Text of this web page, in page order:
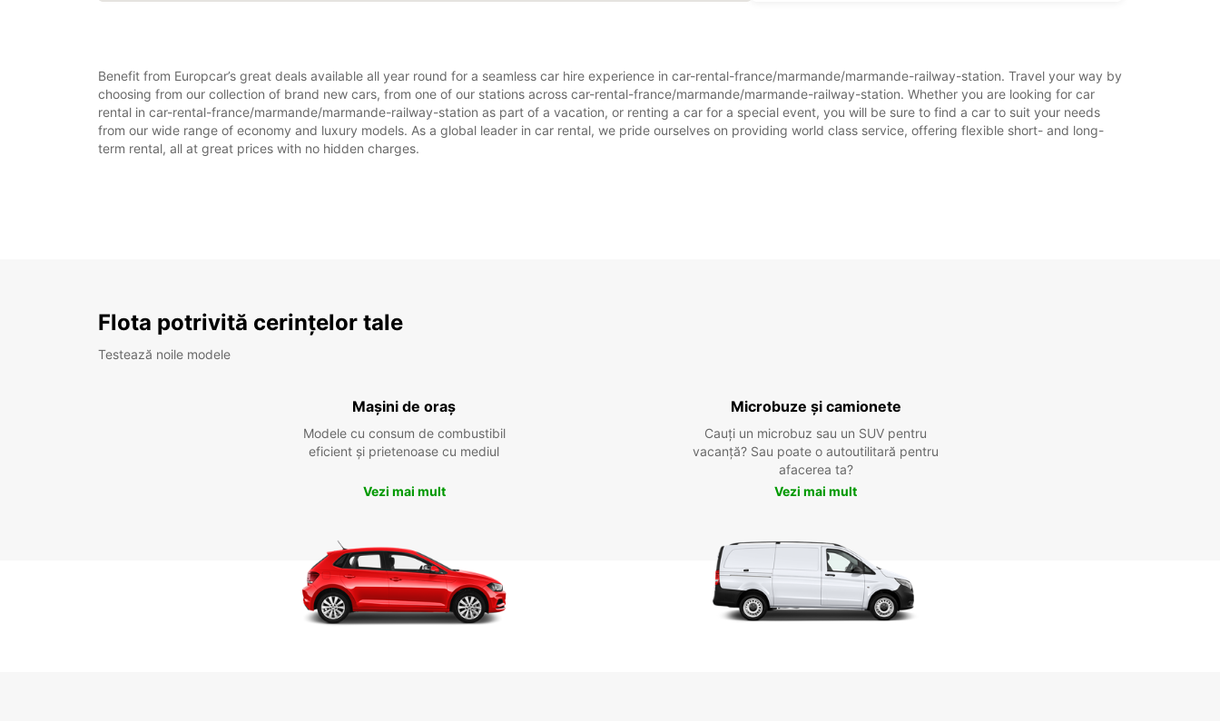
+33 (0) 553208282
Benefit from Europcar’s great deals available all year round for a seamless car hire experience in car-rental-france/marmande/marmande-railway-station. Travel your way by
choosing from our collection of brand new cars, from one of our stations across car-rental-france/marmande/marmande-railway-station. Whether you are looking for car
rental in car-rental-france/marmande/marmande-railway-station as part of a vacation, or renting a car for a special event, you will be sure to find a car to suit your needs
from our wide range of economy and luxury models. As a global leader in car rental, we pride ourselves on providing world class service, offering flexible short- and long-
term rental, all at great prices with no hidden charges.
Flota potrivită cerințelor tale
Testează noile modele
Mașini de oraș
Modele cu consum de combustibil
eficient și prietenoase cu mediul
Vezi mai mult
Microbuze și camionete
Cauți un microbuz sau un SUV pentru
vacanță? Sau poate o autoutilitară pentru
afacerea ta?
Vezi mai mult